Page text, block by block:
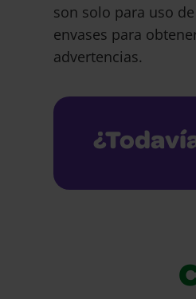
son solo para uso
envases para
advertencias.